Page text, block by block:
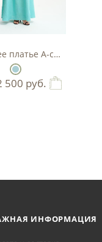
платье А-силуэта
500 руб.
ИНФОРМАЦИЯ